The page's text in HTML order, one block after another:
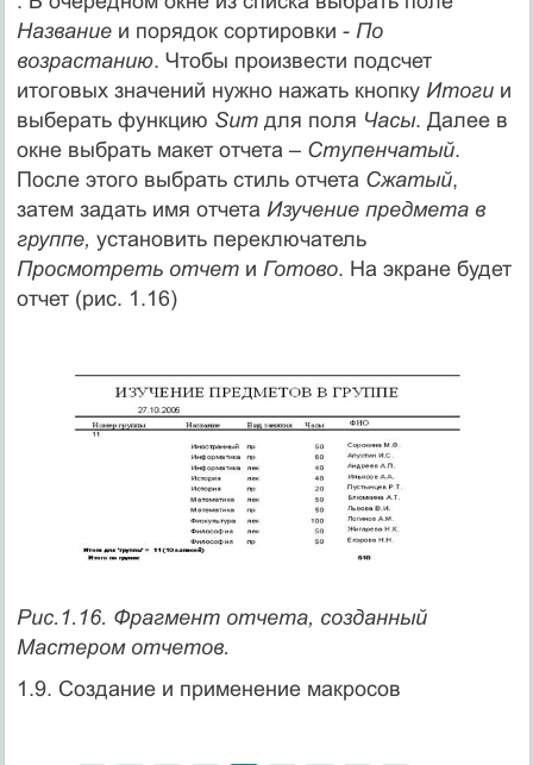
Названиеи порядок сортировки - По
возрастанию. Чтобы произвести подсчет
итоговых значений нужно нажать кнопку Итогии
выберать функцию Sumдля поля Часы. Далее в
окне выбрать макет отчета – Ступенчатый.
После этого выбрать стиль отчета Сжатый,
затем задать имя отчета Изучение предмета в
группе, установить переключатель
Просмотреть отчети Готово. На экране будет
отчет (рис. 1.16)
Рис.1.16. Фрагмент отчета, созданный
Мастером отчетов.
1.9. Создание и применение макросов